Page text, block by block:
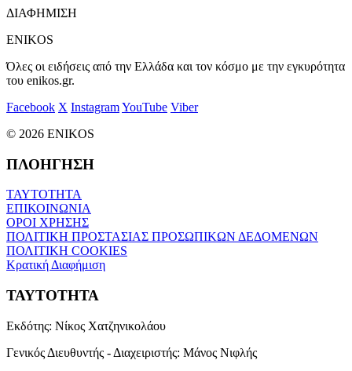
ΔΙΑΦΗΜΙΣΗ
ENIKOS
Όλες οι ειδήσεις από την Ελλάδα και τον κόσμο με την εγκυρότητα
του enikos.gr.
Facebook X InstagramYouTube Viber
© 2026 ENIKOS
ΠΛΟΗΓΗΣΗ
ΤΑΥΤΟΤΗΤΑ
ΕΠΙΚΟΙΝΩΝΙΑ
ΟΡΟΙ ΧΡΗΣΗΣ
ΠΟΛΙΤΙΚΗ ΠΡΟΣΤΑΣΙΑΣ ΠΡΟΣΩΠΙΚΩΝ ΔΕΔΟΜΕΝΩΝ
ΠΟΛΙΤΙΚΗ COOKIES
Κρατική Διαφήμιση
ΤΑΥΤΟΤΗΤΑ
Εκδότης: Νίκος Χατζηνικολάου
Γενικός Διευθυντής - Διαχειριστής: Μάνος Νιφλής